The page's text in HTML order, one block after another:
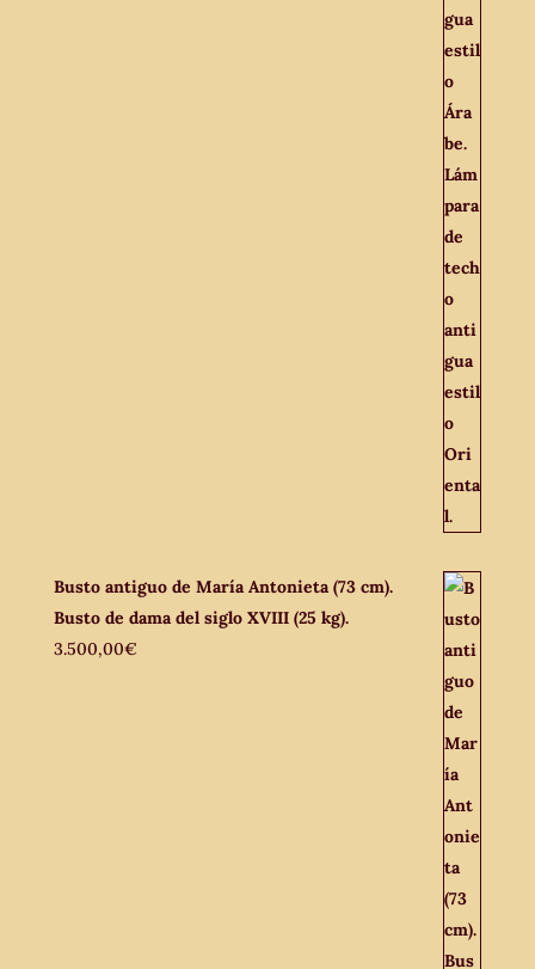
Busto antiguo de María Antonieta (73 cm).
Busto de dama del siglo XVIII (25 kg).
3.500,00€